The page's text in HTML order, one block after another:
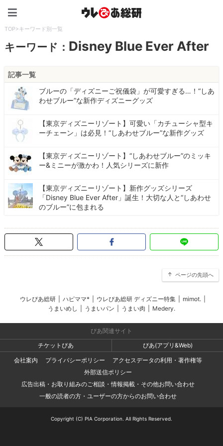
TOP>キーワード別一覧
キーワード： Disney Blue Ever After
記事一覧
ブルーの「ディズニーご祝儀袋」が可愛すぎる…！“しあ
わせブルー”な新作ディズニーグッズ
【東京ディズニーリゾート】可愛い「カチューシャ型キ
ーチェーン」は必見！“しあわせブルー”な新作グッズ
【東京ディズニーリゾート】“しあわせブルー”のミッキ
ー&ミニーが激かわ！人気シリーズに新作
【東京ディズニーリゾート】新作グッズシリーズ
「Disney Blue Ever After」誕生！大切な人と“しあわせ
のブルー”に包まれる
ページの先頭へ
ウレぴあ総研 ハピママ* ウレぴあ総研 ディズニー特集 mimot.
うまいめし
うまいパン うまい肉 Medery.
ぴあ関連サイト
チケットぴあ
ぴあ(アプリ&Web)
会社案内
プライバシーポリシー
アクセスデータの利用・著作権等
外部送信ポリシー
広告出稿・お取り組みのご相談・情報掲載・その他お問い合わせ
一般の読者の方・ユーザーの方からのお問い合わせ
Copyright (C) PIA Corporation. All Rights Reserved.